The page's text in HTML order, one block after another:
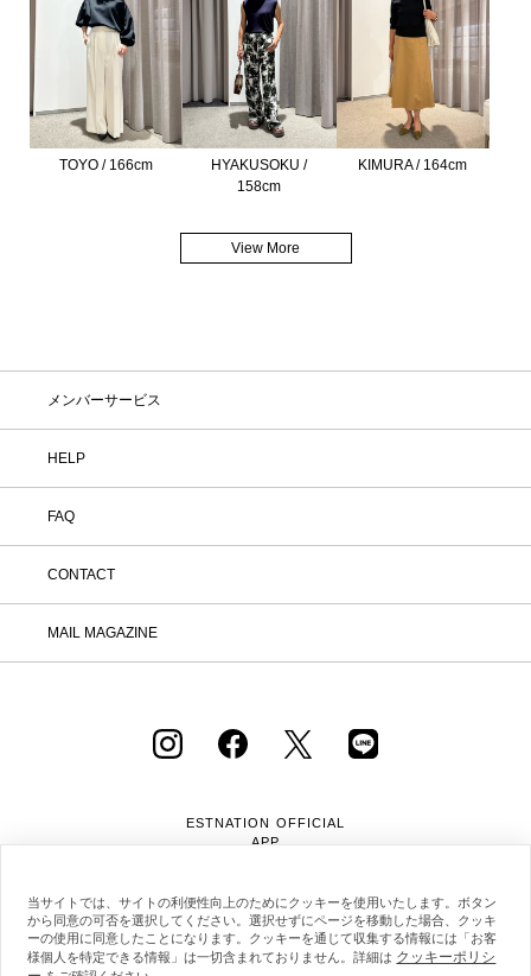
TOYO / 166cm
HYAKUSOKU /
158cm
KIMURA / 164cm
View More
メンバーサービス
HELP
FAQ
CONTACT
MAIL MAGAZINE
ESTNATION OFFICIAL
APP
当サイトでは、サイトの利便性向上のためにクッキーを使用いたします。ボタン
から同意の可否を選択してください。選択せずにページを移動した場合、クッキ
ーの使用に同意したことになります。クッキーを通じて収集する情報には「お客
様個人を特定できる情報」は一切含まれておりません。詳細は クッキーポリシ